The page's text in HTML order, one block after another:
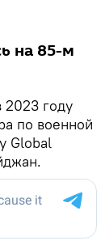
на 85-м
году
по военной
Global